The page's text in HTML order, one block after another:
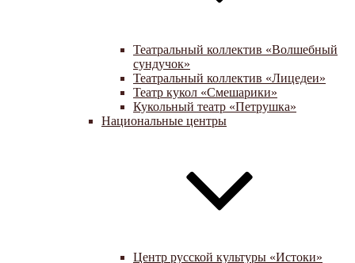
Театральный коллектив «Волшебный
сундучок»
Театральный коллектив «Лицедеи»
Театр кукол «Смешарики»
Кукольный театр «Петрушка»
Национальные центры
Центр русской культуры «Истоки»